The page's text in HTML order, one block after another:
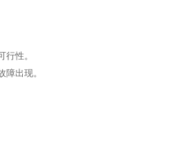
性。
出现。